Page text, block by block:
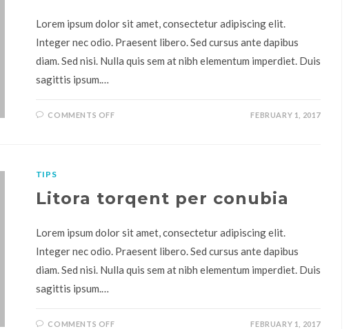
Lorem ipsum dolor sit amet, consectetur adipiscing elit.
Integer nec odio. Praesent libero. Sed cursus ante dapibus
diam. Sed nisi. Nulla quis sem at nibh elementum imperdiet. Duis
sagittis ipsum.…
COMMENTS OFF FEBRUARY 1, 2017
TIPS
Litora torqent per conubia
Lorem ipsum dolor sit amet, consectetur adipiscing elit.
Integer nec odio. Praesent libero. Sed cursus ante dapibus
diam. Sed nisi. Nulla quis sem at nibh elementum imperdiet. Duis
sagittis ipsum.…
COMMENTS OFF FEBRUARY 1, 2017